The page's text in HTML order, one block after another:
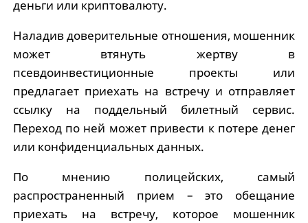
деньги или криптовалюту.
Наладив доверительные отношения, мошенник
может втянуть жертву в
псевдоинвестиционные проекты или
предлагает приехать на встречу и отправляет
ссылку на поддельный билетный сервис.
Переход по ней может привести к потере денег
или конфиденциальных данных.
По мнению полицейских, самый
распространенный прием – это обещание
приехать на встречу, которое мошенник